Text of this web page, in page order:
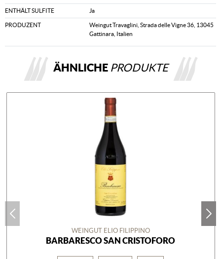
ENTHÄLT SULFITE Ja
PRODUZENT
Weingut Travaglini, Strada delle Vigne 36, 13045
Gattinara, Italien
ÄHNLICHE PRODUKTE
WEINGUT ELIO FILIPPINO
BARBARESCO SAN CRISTOFORO